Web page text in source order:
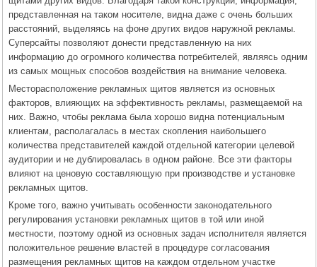
представленная на таком носителе, видна даже с очень больших
расстояний, выделяясь на фоне других видов наружной рекламы.
Суперсайты позволяют донести представленную на них
информацию до огромного количества потребителей, являясь одним
из самых мощных способов воздействия на внимание человека.
Месторасположение рекламных щитов является из основных
факторов, влияющих на эффективность рекламы, размещаемой на
них. Важно, чтобы реклама была хорошо видна потенциальным
клиентам, располагалась в местах скопления наибольшего
количества представителей каждой отдельной категории целевой
аудитории и не дублировалась в одном районе. Все эти факторы
влияют на ценовую составляющую при производстве и установке
рекламных щитов.
Кроме того, важно учитывать особенности законодательного
регулирования установки рекламных щитов в той или иной
местности, поэтому одной из основных задач исполнителя является
положительное решение властей в процедуре согласования
размещения рекламных щитов на каждом отдельном участке